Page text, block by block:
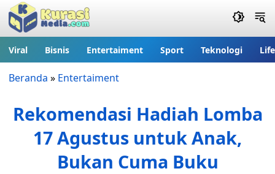
Viral Bisnis Entertaiment Sport Teknologi
Beranda » Entertaiment
Rekomendasi Hadiah Lomba
17 Agustus untuk Anak,
Bukan Cuma Buku